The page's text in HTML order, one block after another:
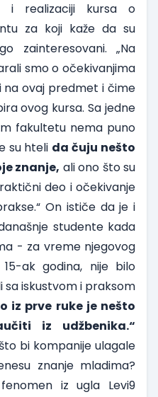
i realizaciji kursa o
za koji kaže da su
zainteresovani. „Na
smo o očekivanjima
na ovaj predmet i čime
ovog kursa. Sa jedne
fakultetu nema puno
su hteli da čuju nešto
znanje, ali ono što su
deo i očekivanje
On ističe da je i
studente kada
- za vreme njegovog
ak godina, nije bilo
sa iskustvom i praksom
iz prve ruke je nešto
iz udžbenika.“
bi kompanije ulagale
znanje mladima?
iz ugla Levi9